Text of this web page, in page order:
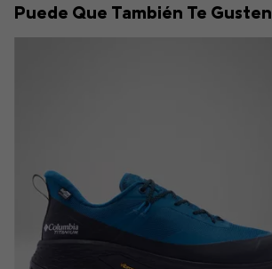
Puede Que También Te Gusten